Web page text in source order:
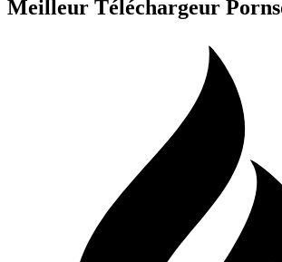
Meilleur Téléchargeur